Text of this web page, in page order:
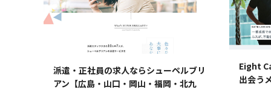
派遣・正社員の求人ならシューペルブリ
アン【広島・山口・岡山・福岡・北九
Eight
出会う